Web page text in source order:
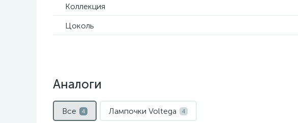
Коллекция
Цоколь
Аналоги
Все 4 Лампочки Voltega 4